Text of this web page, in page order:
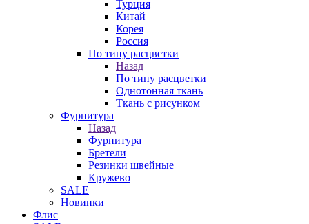
Турция
Китай
Корея
Россия
По типу расцветки
Назад
По типу расцветки
Однотонная ткань
Ткань с рисунком
Фурнитура
Назад
Фурнитура
Бретели
Резинки швейные
Кружево
SALE
Новинки
Флис